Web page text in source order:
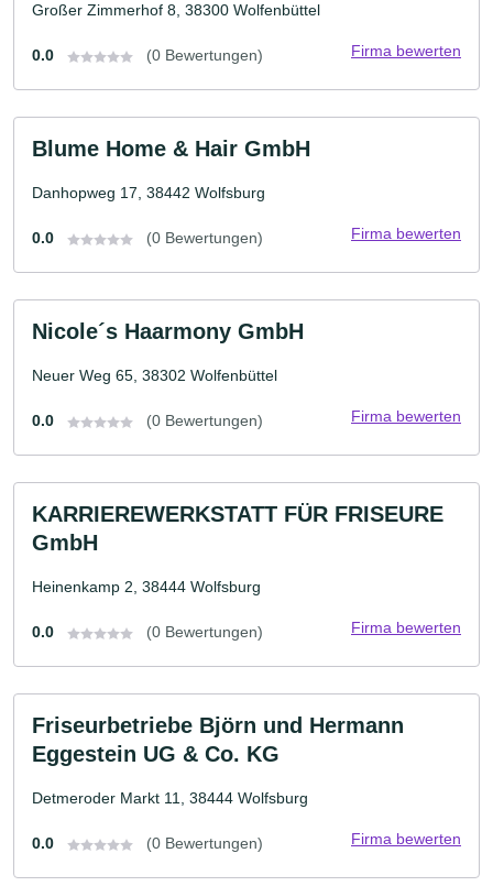
Großer Zimmerhof 8, 38300 Wolfenbüttel
0.0 (0 Bewertungen) Firma bewerten
Blume Home & Hair GmbH
Danhopweg 17, 38442 Wolfsburg
0.0 (0 Bewertungen) Firma bewerten
Nicole´s Haarmony GmbH
Neuer Weg 65, 38302 Wolfenbüttel
0.0 (0 Bewertungen) Firma bewerten
KARRIEREWERKSTATT FÜR FRISEURE
GmbH
Heinenkamp 2, 38444 Wolfsburg
0.0 (0 Bewertungen) Firma bewerten
Friseurbetriebe Björn und Hermann
Eggestein UG & Co. KG
Detmeroder Markt 11, 38444 Wolfsburg
0.0 (0 Bewertungen) Firma bewerten